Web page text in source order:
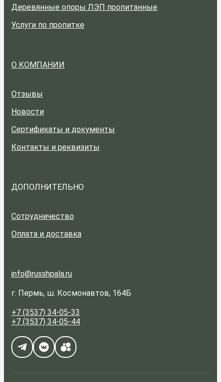
Деревянные опоры ЛЭП пропитанные
Услуги по пропитке
О КОМПАНИИ
Отзывы
Новости
Сертификаты и документы
Контакты и реквизиты
ДОПОЛНИТЕЛЬНО
Сотрудничество
Оплата и доставка
info@russhpala.ru
г. Пермь, ш. Космонавтов, 164Б
+7 (3537) 34-05-33
+7 (3537) 34-05-44